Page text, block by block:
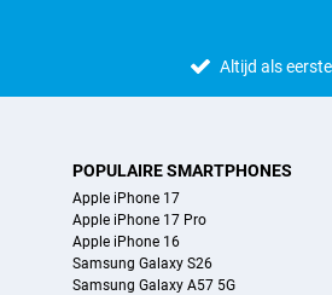
Altijd als
POPULAIRE SMARTPHONES
Apple iPhone 17
Apple iPhone 17 Pro
Apple iPhone 16
Samsung Galaxy S26
Samsung Galaxy A57 5G